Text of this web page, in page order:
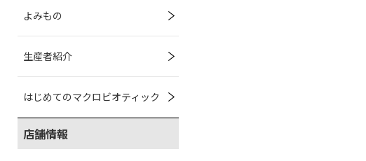
よみもの
生産者紹介
はじめてのマクロビオティック
店舗情報